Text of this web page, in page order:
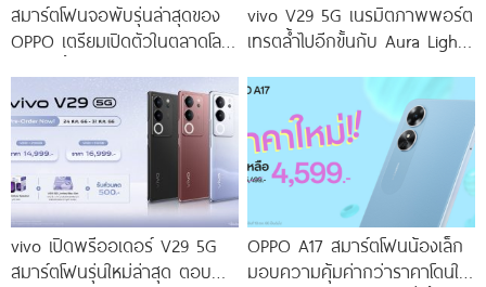
สมาร์ตโฟนจอพับรุ่นล่าสุดของ
OPPO เตรียมเปิดตัวในตลาดโลก
vivo V29 5G เนรมิตภาพพอร์ต
เทรตล้ำไปอีกขั้นกับ Aura Light
โดดเด่นด้วยสุนทรียศาสตร์แห่ง
vivo เปิดพรีออเดอร์ V29 5G
สมาร์ตโฟนรุ่นใหม่ล่าสุด ตอบ
OPPO A17 สมาร์ตโฟนน้องเล็ก
มอบความคุ้มค่ากว่าราคาโดนใจ